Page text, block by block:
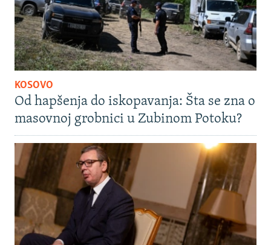
KOSOVO
Od hapšenja do iskopavanja: Šta se zna o
masovnoj grobnici u Zubinom Potoku?